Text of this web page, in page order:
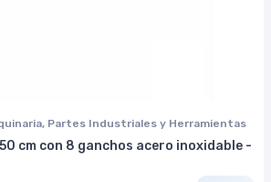
Partes Industriales y Herramientas
cm con 8 ganchos acero inoxidable -